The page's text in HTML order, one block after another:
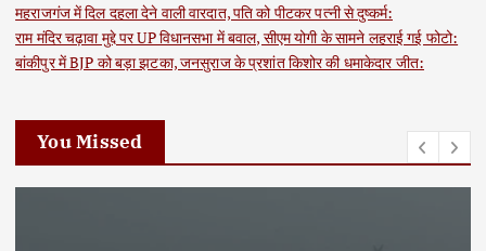
महराजगंज में दिल दहला देने वाली वारदात, पति को पीटकर पत्नी से दुष्कर्म:
राम मंदिर चढ़ावा मुद्दे पर UP विधानसभा में बवाल, सीएम योगी के सामने लहराई गई फोटो:
बांकीपुर में BJP को बड़ा झटका, जनसुराज के प्रशांत किशोर की धमाकेदार जीत:
You Missed